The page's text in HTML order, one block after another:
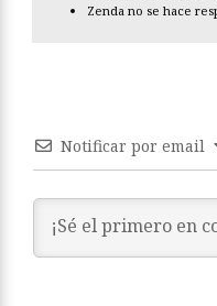
Zenda no se hace
Notificar por email